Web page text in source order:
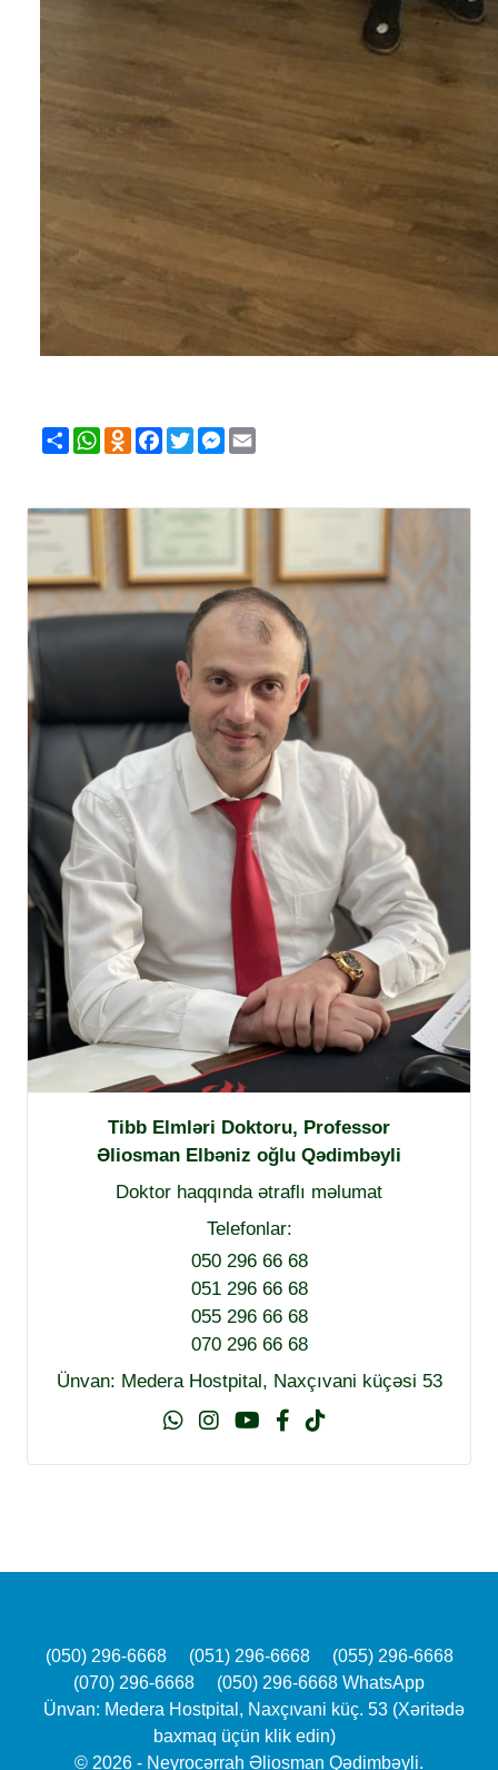
ShareWhatsApp
Odnoklassniki
Facebook
TwitterMessenger
Tibb Elmləri Doktoru, Professor
Əliosman Elbəniz oğlu Qədimbəyli
Doktor haqqında ətraflı məlumat
Telefonlar:
050 296 66 68
051 296 66 68
055 296 66 68
070 296 66 68
Ünvan: Medera Hostpital, Naxçıvani küçəsi 53
(050) 296-6668 (051) 296-6668
(055) 296-6668
(070) 296-6668
(050) 296-6668 WhatsApp
Ünvan: Medera Hostpital, Naxçıvani küç. 53 (Xəritədə
baxmaq üçün klik edin)
© 2026 - Neyrocərrah Əliosman Qədimbəyli.